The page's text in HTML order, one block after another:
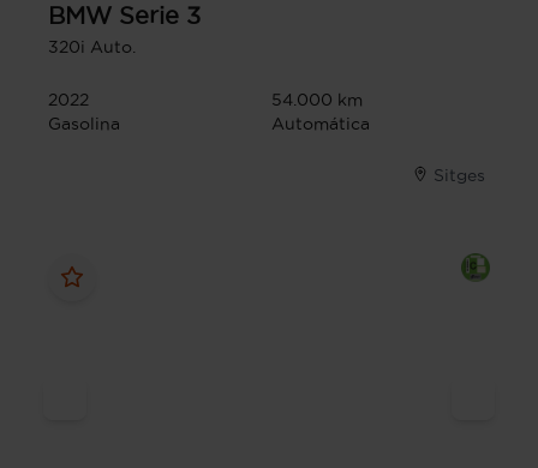
BMW Serie 3
320i Auto.
2022
54.000 km
Gasolina
Automática
Sitges